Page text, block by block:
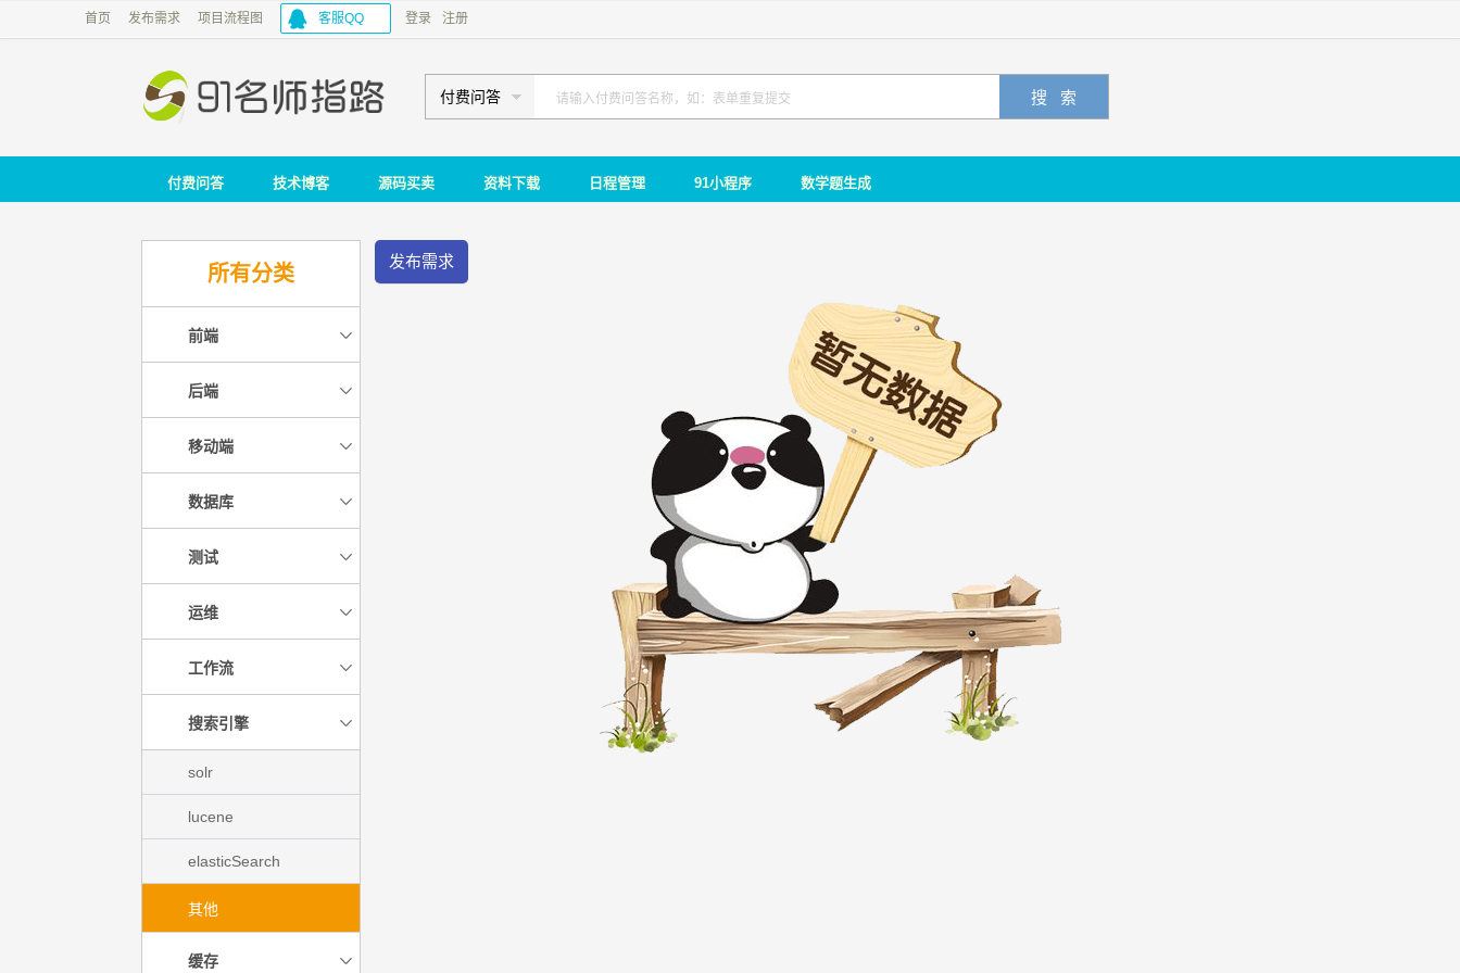
首页 发布需求 项目流程图 客服QQ 登录 注册
付费问答
付费问答 技术博客 源码买卖 资料下载 日程管理 91小程序 数学题生成
所有分类
前端
后端
移动端
数据库
测试
运维
工作流
搜索引擎
solr
lucene
elasticSearch
其他
缓存
发布需求